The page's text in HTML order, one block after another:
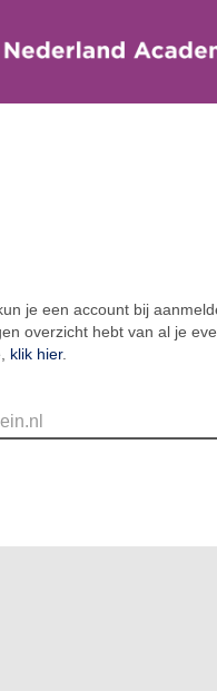
je een account bij
overzicht hebt van al je
klik hier.